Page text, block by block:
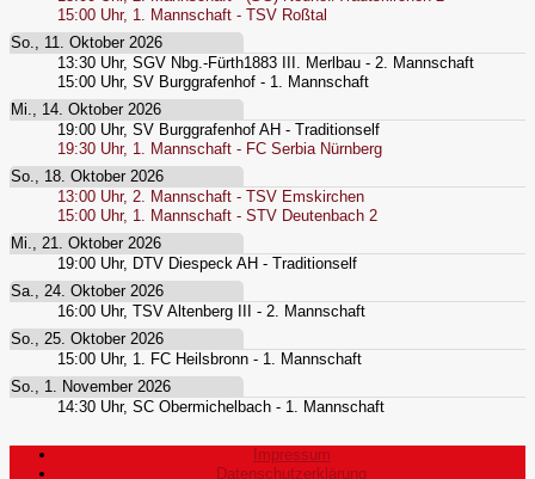
15:00 Uhr, 1. Mannschaft - TSV Roßtal
So., 11. Oktober 2026
13:30 Uhr, SGV Nbg.-Fürth1883 III. Merlbau - 2. Mannschaft
15:00 Uhr, SV Burggrafenhof - 1. Mannschaft
Mi., 14. Oktober 2026
19:00 Uhr, SV Burggrafenhof AH - Traditionself
19:30 Uhr, 1. Mannschaft - FC Serbia Nürnberg
So., 18. Oktober 2026
13:00 Uhr, 2. Mannschaft - TSV Emskirchen
15:00 Uhr, 1. Mannschaft - STV Deutenbach 2
Mi., 21. Oktober 2026
19:00 Uhr, DTV Diespeck AH - Traditionself
Sa., 24. Oktober 2026
16:00 Uhr, TSV Altenberg III - 2. Mannschaft
So., 25. Oktober 2026
15:00 Uhr, 1. FC Heilsbronn - 1. Mannschaft
So., 1. November 2026
14:30 Uhr, SC Obermichelbach - 1. Mannschaft
Impressum
Datenschutzerklärung